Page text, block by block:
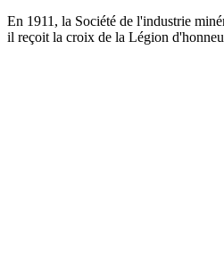
En 1911, la Société de l'industrie
il reçoit la croix de la Légion